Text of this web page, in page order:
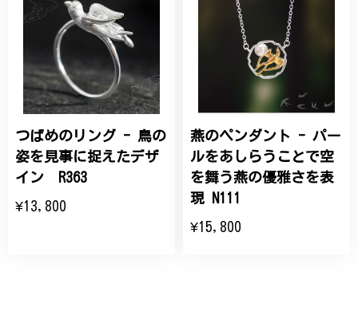
つばめのリング - 鳥の
姿を見事に捉えたデザ
イン R363
¥13,800
燕のペンダント - パー
ルをあしらうことで空
を舞う燕の優雅さを表
現 N111
¥15,800